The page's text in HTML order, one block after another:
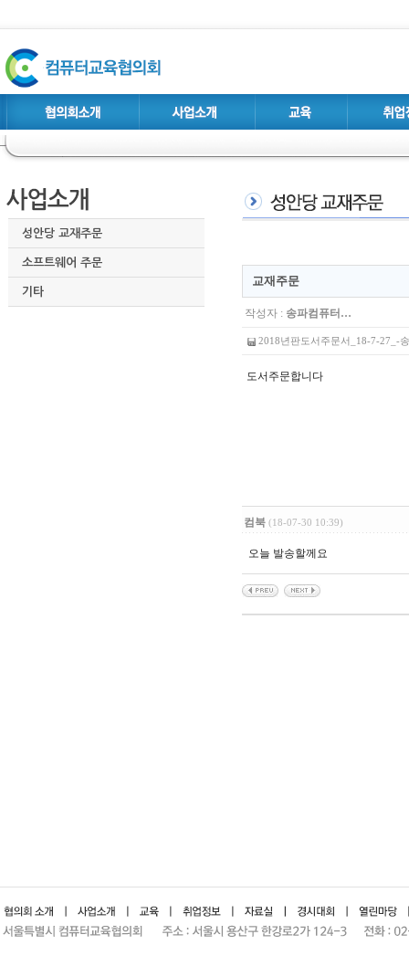
성안당 교재주문
소프트웨어 주문
기타
교재주문
작성자 : 송파컴퓨터…
2018년판도서주문서_18-7-27_-
도서주문합니다
컴북 (18-07-30 10:39)
오늘 발송할께요